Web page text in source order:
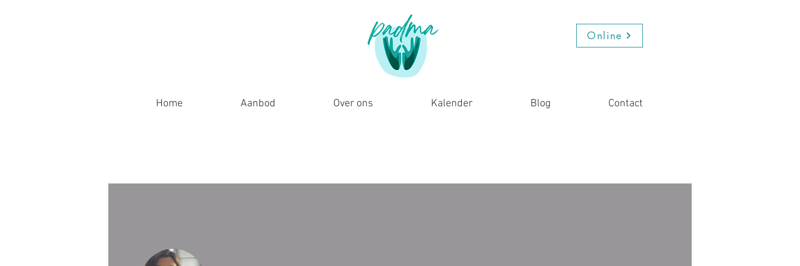
Online
Home Aanbod Over ons Kalender Blog Contact